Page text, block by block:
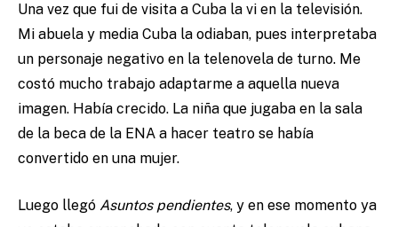
Una vez que fui de visita a Cuba la vi en la televisión.
Mi abuela y media Cuba la odiaban, pues interpretaba
un personaje negativo en la telenovela de turno. Me
costó mucho trabajo adaptarme a aquella nueva
imagen. Había crecido. La niña que jugaba en la sala
de la beca de la ENA a hacer teatro se había
convertido en una mujer.
Luego llegó Asuntos pendientes, y en ese momento ya